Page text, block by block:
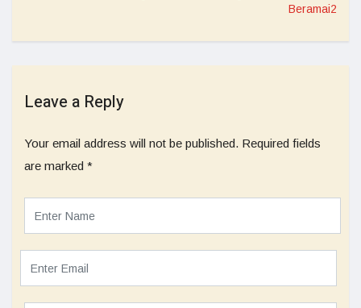
Beramai2
Leave a Reply
Your email address will not be published. Required fields
are marked *